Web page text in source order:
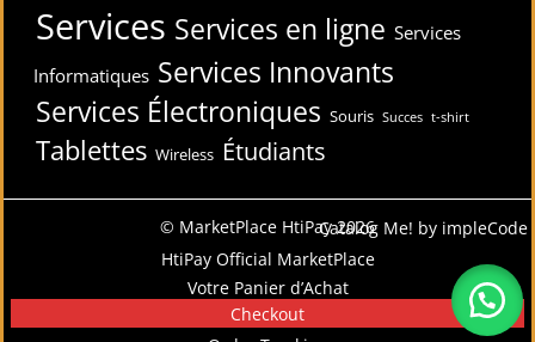
Services Services en ligne Services
Informatiques Services Innovants
Services Électroniques Souris Succes t-shirt
Tablettes Wireless Étudiants
© MarketPlace HtiPay 2026Catalog Me! by impleCode
HtiPay Official MarketPlace
Votre Panier d’Achat
Checkout